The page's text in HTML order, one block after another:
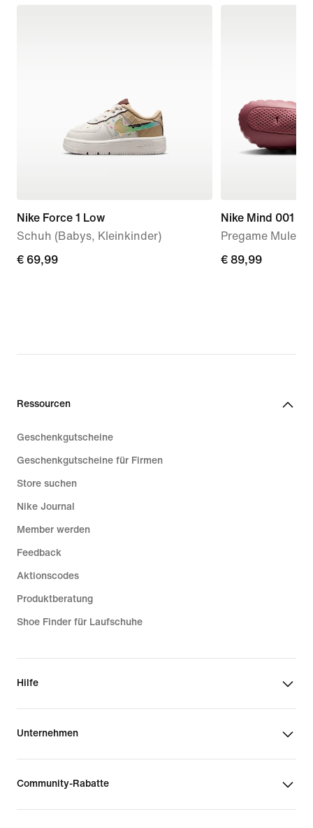
Nike Force 1 Low
Schuh (Babys, Kleinkinder)
€ 69,99
€ 69,99
Nike Mind 001
Pregame Mule
€ 89,99
€ 89,99
Ressourcen
Geschenkgutscheine
Geschenkgutscheine für Firmen
Store suchen
Nike Journal
Member werden
Feedback
Aktionscodes
Produktberatung
Shoe Finder für Laufschuhe
Hilfe
Unternehmen
Community-Rabatte